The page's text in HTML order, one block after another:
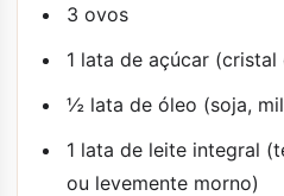
3 ovos
1 lata de açúcar (cristal
½ lata de óleo (soja,
1 lata de leite integral
ou levemente morno)